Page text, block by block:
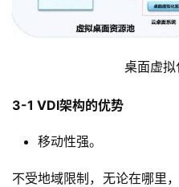
桌面虚
3-1 VDI架构的优势
移动性强。
不受地域限制，无论在哪里